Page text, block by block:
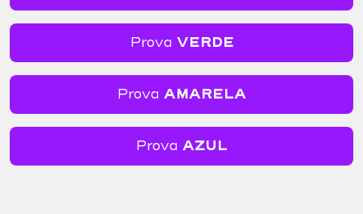
Prova VERDE
Prova AMARELA
Prova AZUL